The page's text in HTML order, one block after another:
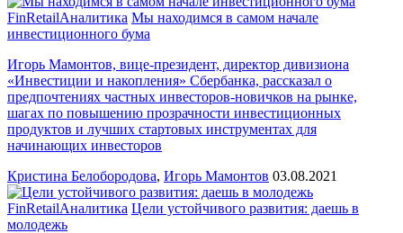
FinRetailАналитика Мы находимся в самом начале
инвестиционного бума
Игорь Мамонтов, вице-президент, директор дивизиона
«Инвестиции и накопления» Сбербанка, рассказал о
предпочтениях частных инвесторов-новичков на рынке,
шагах по повышению прозрачности инвестиционных
продуктов и лучших стартовых инструментах для
начинающих инвесторов
Кристина Белобородова, Игорь Мамонтов 03.08.2021
FinRetailАналитика Цели устойчивого развития: даешь в
молодежь